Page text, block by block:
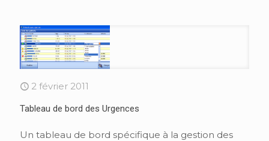
2 février 2011
Tableau de bord des Urgences
Un tableau de bord spécifique à la gestion des